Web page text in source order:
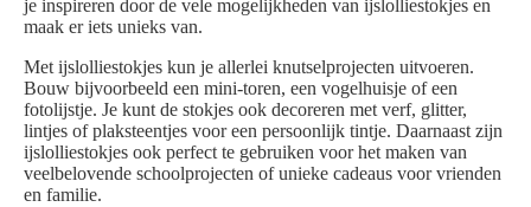
je inspireren door de vele mogelijkheden van ijslolliestokjes en
maak er iets unieks van.
Met ijslolliestokjes kun je allerlei knutselprojecten uitvoeren.
Bouw bijvoorbeeld een mini-toren, een vogelhuisje of een
fotolijstje. Je kunt de stokjes ook decoreren met verf, glitter,
lintjes of plaksteentjes voor een persoonlijk tintje. Daarnaast zijn
ijslolliestokjes ook perfect te gebruiken voor het maken van
veelbelovende schoolprojecten of unieke cadeaus voor vrienden
en familie.